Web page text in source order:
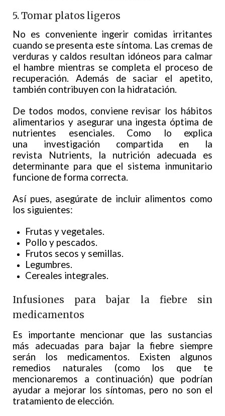
5. Tomar platos ligeros
No es conveniente ingerir comidas irritantes
cuando se presenta este síntoma. Las cremas de
verduras y caldos resultan idóneos para calmar
el hambre mientras se completa el proceso de
recuperación. Además de saciar el apetito,
también contribuyen con la hidratación.
De todos modos, conviene revisar los hábitos
alimentarios y asegurar una ingesta óptima de
nutrientes esenciales. Como lo explica
una investigación compartida en la
revista Nutrients, la nutrición adecuada es
determinante para que el sistema inmunitario
funcione de forma correcta.
Así pues, asegúrate de incluir alimentos como
los siguientes:
Frutas y vegetales.
Pollo y pescados.
Frutos secos y semillas.
Legumbres.
Cereales integrales.
Infusiones para bajar la fiebre sin
medicamentos
Es importante mencionar que las sustancias
más adecuadas para bajar la fiebre siempre
serán los medicamentos. Existen algunos
remedios naturales (como los que te
mencionaremos a continuación) que podrían
ayudar a mejorar los síntomas, pero no son el
tratamiento de elección.